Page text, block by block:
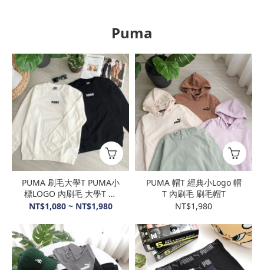
Puma
PUMA 刷毛大學T PUMA小
標LOGO 內刷毛 大學T 長
袖
NT$1,080 ~ NT$1,980
PUMA 帽T 經典小Logo 帽
T 內刷毛 刷毛帽T
NT$1,980